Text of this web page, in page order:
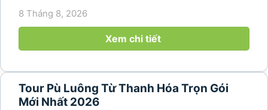
bản làng và tận hưởng không gian nghỉ dưỡng yên
8 Tháng 8, 2026
Xem chi tiết
Tour Pù Luông Từ Thanh Hóa Trọn Gói
Mới Nhất 2026